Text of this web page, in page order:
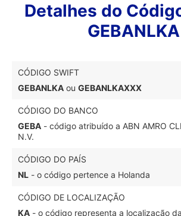
Detalhes do
GEBANLKA
CÓDIGO SWIFT
GEBANLKA ou GEBANLKAXXX
CÓDIGO DO BANCO
GEBA - código atribuído a ABN AMRO
N.V.
CÓDIGO DO PAÍS
NL - o código pertence a Holanda
CÓDIGO DE LOCALIZAÇÃO
KA - o código representa a localização